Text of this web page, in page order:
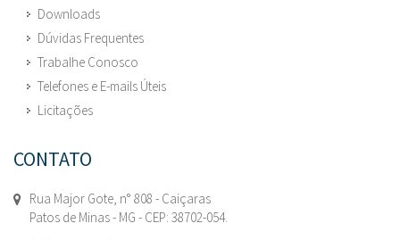
Downloads
Dúvidas Frequentes
Trabalhe Conosco
Telefones e E-mails Úteis
Licitações
CONTATO
Rua Major Gote, n° 808 - Caiçaras
Patos de Minas - MG - CEP: 38702-054.